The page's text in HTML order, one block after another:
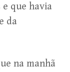
que havia
da
na manhã